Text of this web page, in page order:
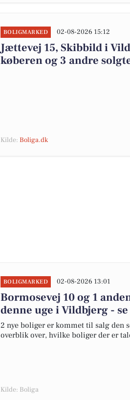
BOLIGMARKED 02-08-2026 15:12
Jættevej 15, Skibbild i
køberen og 3 andre
Kilde: Boliga.dk
BOLIGMARKED 02-08-2026 13:01
Bormosevej 10 og 1
denne uge i Vildbjerg -
2 nye boliger er kommet til salg den
overblik over, hvilke boliger der er
Kilde: Boliga